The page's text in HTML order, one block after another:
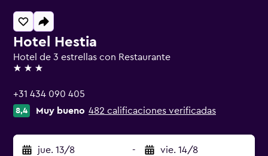
Hotel Hestia
Hotel de 3 estrellas con Restaurante
3 estrellas
+31 434 090 405
8,4 Muy bueno 482 calificaciones verificadas
jue. 13/8 - vie. 14/8